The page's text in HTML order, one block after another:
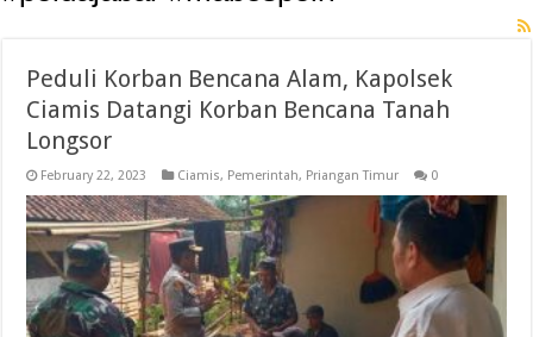
Peduli Korban Bencana Alam, Kapolsek
Ciamis Datangi Korban Bencana Tanah
Longsor
February 22, 2023 Ciamis, Pemerintah, Priangan Timur 0